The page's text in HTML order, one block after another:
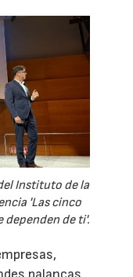
Instituto de la
'Las cinco
dependen de ti'.